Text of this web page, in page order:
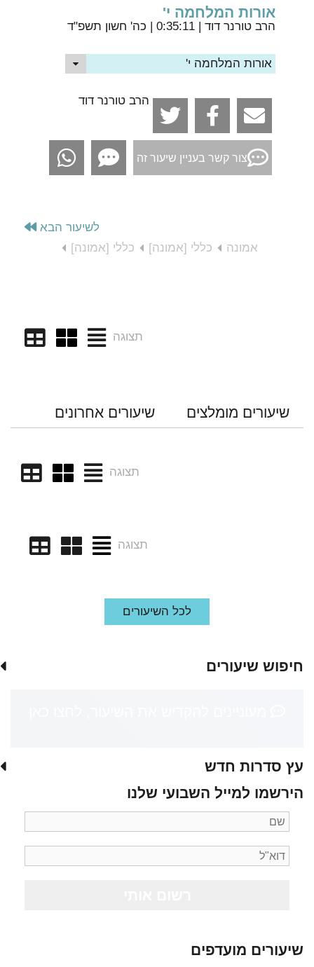
אורות המלחמה י'
הרב טורנר דוד
אורות המלחמה י'
הרב טורנר דוד
צור קשר בעניין שיעור זה
לשיעור הבא
אמונה
כללי [אמונה] כללי [אמונה]
תצוגה
שיעורים מומלצים שיעורים אחרונים
תצוגה
תצוגה
לכל השיעורים
חיפוש שיעורים
עץ סדרות חדש
הירשמו למייל השבועי שלנו
שיעורים מועדפים